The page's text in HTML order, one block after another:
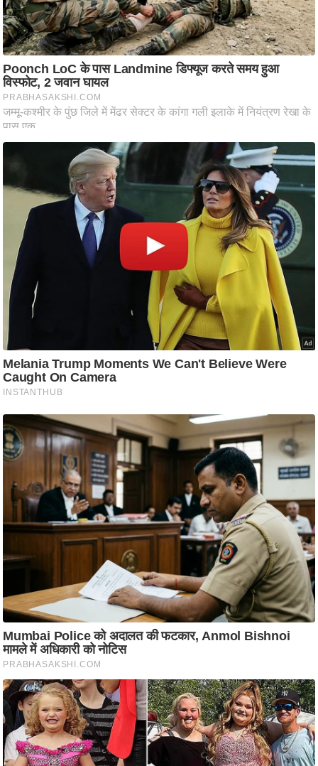
भू
मि
स्तं
भ
ए
म
.
आ
.
चा
मी
क्षा
ध
र्म
ज्यो
ति
प्र
म
ध
र्म
स्थ
ल
व्र
त
त्यो
हा
र